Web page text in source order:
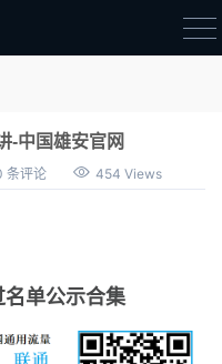
才卡
-中国雄安官网
条评论 454 Views
单公示合集